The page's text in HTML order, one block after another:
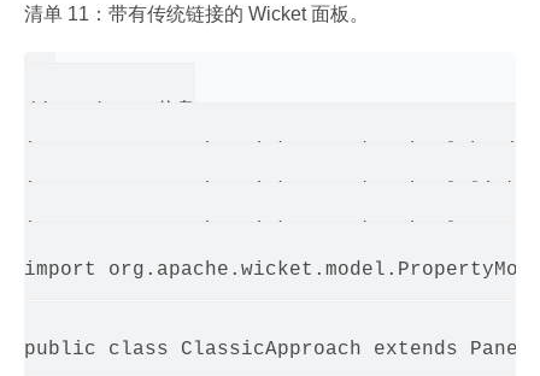
清单 11：带有传统链接的 Wicket 面板。
import
public class ClassicApproach extends